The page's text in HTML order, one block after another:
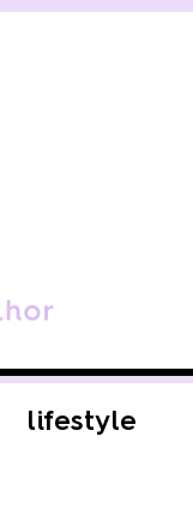
lifestyle